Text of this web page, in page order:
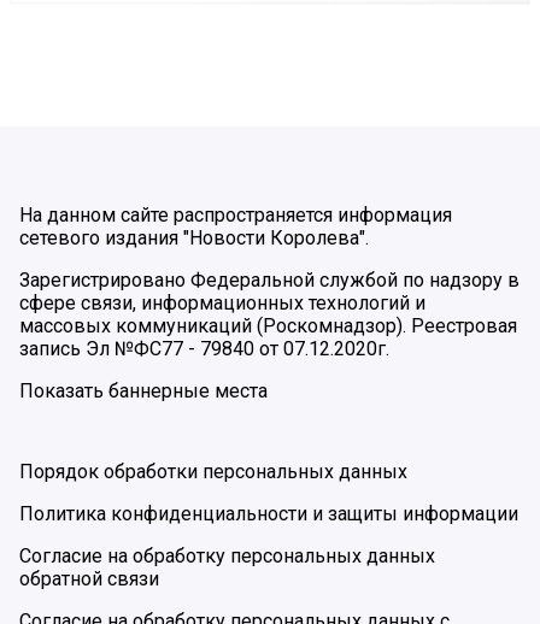
На данном сайте распространяется информация
сетевого издания "Новости Королева".
Зарегистрировано Федеральной службой по надзору в
сфере связи, информационных технологий и
массовых коммуникаций (Роскомнадзор). Реестровая
запись Эл №ФС77 - 79840 от 07.12.2020г.
Показать баннерные места
Порядок обработки персональных данных
Политика конфиденциальности и защиты информации
Согласие на обработку персональных данных
обратной связи